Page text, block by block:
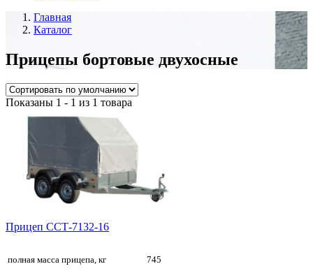
Главная
Каталог
Прицепы бортовые двухосные
Показаны 1 - 1 из 1 товара
Прицеп ССТ-7132-16
полная масса прицепа, кг 745